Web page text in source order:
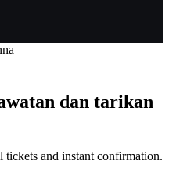
dan tarikan
and instant confirmation.